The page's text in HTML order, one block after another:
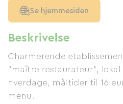
Beskrivelse
Charmerende
"maître restaurateur",
hverdage, måltider til 16
menu.
Se hjemmesiden